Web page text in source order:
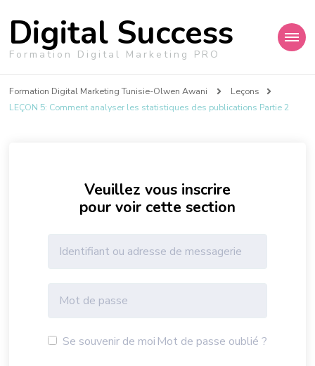
Digital Success
Formation Digital Marketing PRO
Formation Digital Marketing Tunisie-Olwen Awani
Leçons
LEÇON 5: Comment analyser les statistiques des publications Partie 2
Veuillez vous inscrire
pour voir cette section
Se souvenir de moi Mot de passe oublié ?